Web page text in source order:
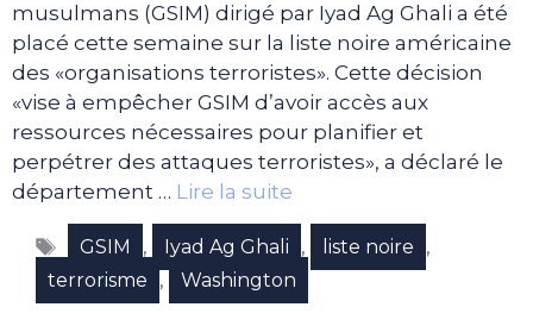
musulmans (GSIM) dirigé par Iyad Ag Ghali a été
placé cette semaine sur la liste noire américaine
des «organisations terroristes». Cette décision
«vise à empêcher GSIM d’avoir accès aux
ressources nécessaires pour planifier et
perpétrer des attaques terroristes», a déclaré le
département … Lire la suite
Étiquettes
GSIM , Iyad Ag Ghali , liste noire ,
terrorisme , Washington